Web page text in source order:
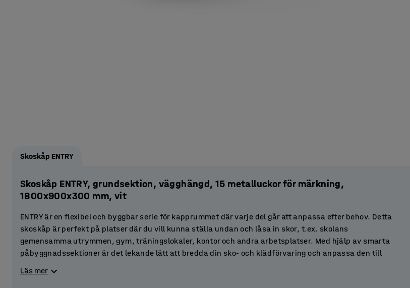
Skoskåp ENTRY
Skoskåp ENTRY, grundsektion, vägghängd, 15 metalluckor för märkning,
1800x900x300 mm, vit
ENTRY är en flexibel och byggbar serie för kapprummet där varje del går att anpassa efter behov. Detta
skoskåp är perfekt på platser där du vill kunna ställa undan och låsa in skor, t.ex. skolans
gemensamma utrymmen, gym, träningslokaler, kontor och andra arbetsplatser. Med hjälp av smarta
påbyggnadssektioner är det lekande lätt att bredda din sko- och klädförvaring och anpassa den till
Läs mer